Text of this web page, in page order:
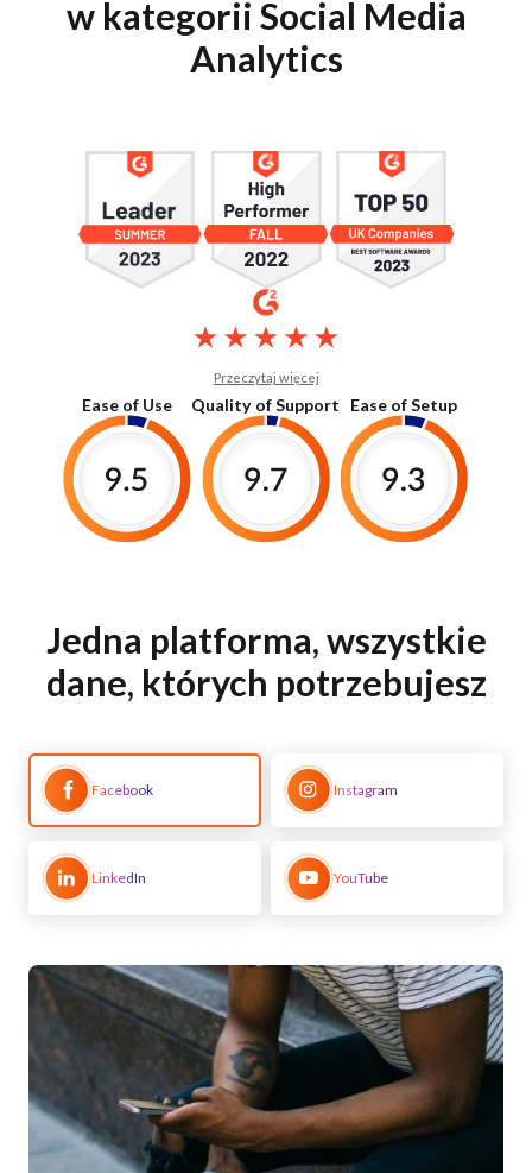
w kategorii Social Media
Analytics
Przeczytaj więcej
Ease of Use Quality of Support Ease of Setup
Jedna platforma, wszystkie
dane, których potrzebujesz
Facebook Instagram
LinkedIn YouTube